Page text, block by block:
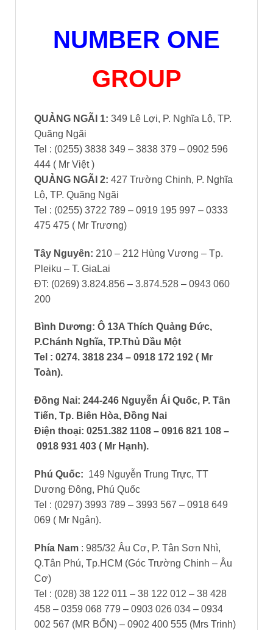
NUMBER ONE
GROUP
QUẢNG NGÃI 1: 349 Lê Lợi, P. Nghĩa Lộ, TP.
Quãng Ngãi
Tel : (0255) 3838 349 – 3838 379 – 0902 596
444 ( Mr Việt )
QUẢNG NGÃI 2: 427 Trường Chinh, P. Nghĩa
Lộ, TP. Quãng Ngãi
Tel : (0255) 3722 789 – 0919 195 997 – 0333
475 475 ( Mr Trương)
Tây Nguyên: 210 – 212 Hùng Vương – Tp.
Pleiku – T. GiaLai
ĐT: (0269) 3.824.856 – 3.874.528 – 0943 060
200
Bình Dương: Ô 13A Thích Quảng Đức,
P.Chánh Nghĩa, TP.Thủ Dầu Một
Tel : 0274. 3818 234 – 0918 172 192 ( Mr
Toàn).
Đồng Nai: 244-246 Nguyễn Ái Quốc, P. Tân
Tiến, Tp. Biên Hòa, Đồng Nai
Điện thoại: 0251.382 1108 – 0916 821 108 –
0918 931 403 ( Mr Hạnh).
Phú Quốc: 149 Nguyễn Trung Trực, TT
Dương Đông, Phú Quốc
Tel : (0297) 3993 789 – 3993 567 – 0918 649
069 ( Mr Ngân).
Phía Nam : 985/32 Âu Cơ, P. Tân Sơn Nhì,
Q.Tân Phú, Tp.HCM (Góc Trường Chinh – Âu
Cơ)
Tel : (028) 38 122 011 – 38 122 012 – 38 428
458 – 0359 068 779 – 0903 026 034 – 0934
002 567 (MR BỔN) – 0902 400 555 (Mrs Trinh)